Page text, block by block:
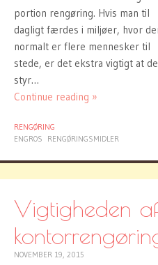
portion rengøring. Hvis man til
dagligt færdes i miljøer, hvor
normalt er flere mennesker til
stede, er det ekstra vigtigt at
styr…
Continue reading »
RENGØRING
ENGROS
RENGØRINGSMIDLER
Vigtigheden af
NOVEMBER 19, 2015